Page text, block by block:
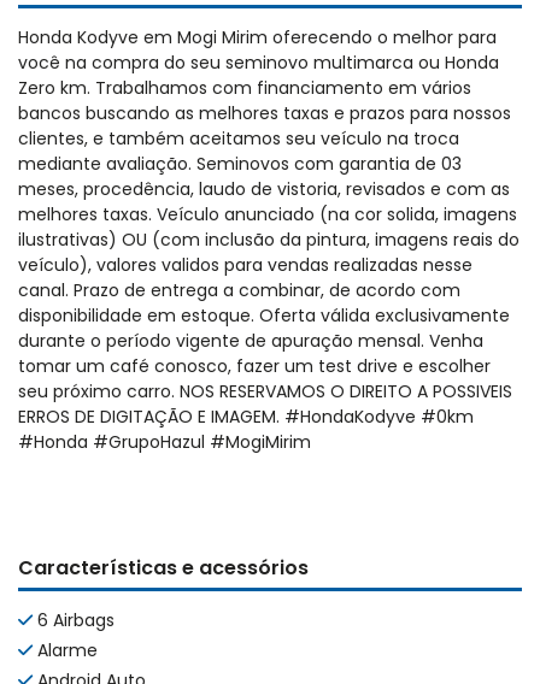
Honda Kodyve em Mogi Mirim oferecendo o melhor para
você na compra do seu seminovo multimarca ou Honda
Zero km. Trabalhamos com financiamento em vários
bancos buscando as melhores taxas e prazos para nossos
clientes, e também aceitamos seu veículo na troca
mediante avaliação. Seminovos com garantia de 03
meses, procedência, laudo de vistoria, revisados e com as
melhores taxas. Veículo anunciado (na cor solida, imagens
ilustrativas) OU (com inclusão da pintura, imagens reais do
veículo), valores validos para vendas realizadas nesse
canal. Prazo de entrega a combinar, de acordo com
disponibilidade em estoque. Oferta válida exclusivamente
durante o período vigente de apuração mensal. Venha
tomar um café conosco, fazer um test drive e escolher
seu próximo carro. NOS RESERVAMOS O DIREITO A POSSIVEIS
ERROS DE DIGITAÇÃO E IMAGEM. #HondaKodyve #0km
#Honda #GrupoHazul #MogiMirim
Características e acessórios
6 Airbags
Alarme